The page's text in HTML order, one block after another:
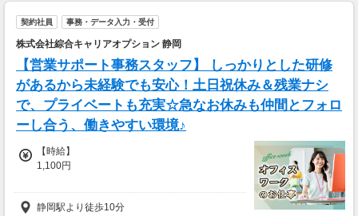
契約社員 事務・データ入力・受付
株式会社綜合キャリアオプション 静岡
【営業サポート事務スタッフ】 しっかりとした研修
があるから未経験でも安心！土日祝休み＆残業ナシ
で、プライベートも充実☆急なお休みも仲間とフォロ
ーし合う、働きやすい環境♪
【時給】
1,100円
【初年度想定年収】
2,112,000円
静岡駅より徒歩10分